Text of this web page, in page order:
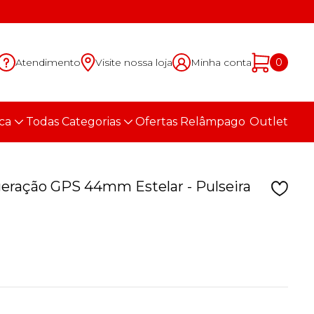
Atendimento Visite nossa loja Minha conta 0
Todas Categorias Ofertas Relâmpago Outlet
GPS 44mm Estelar - Pulseira